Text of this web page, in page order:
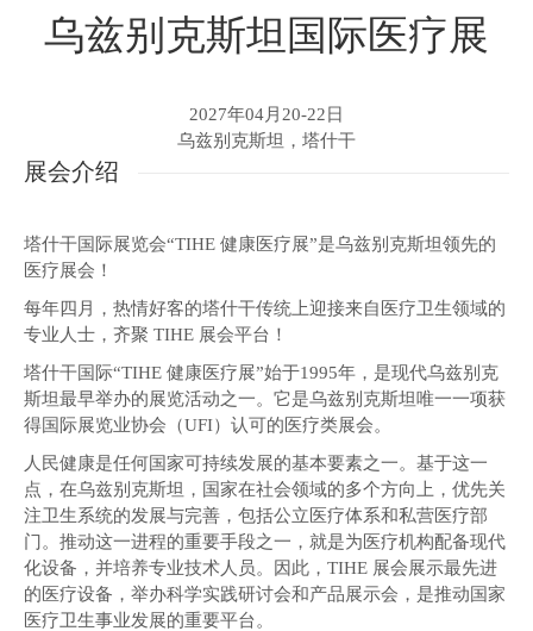
乌兹别克斯坦国际医疗展
2027年04月20-22日
乌兹别克斯坦，塔什干
展会介绍
塔什干国际展览会“TIHE 健康医疗展”是乌兹别克斯坦领先的
医疗展会！
每年四月，热情好客的塔什干传统上迎接来自医疗卫生领域的
专业人士，齐聚 TIHE 展会平台！
塔什干国际“TIHE 健康医疗展”始于1995年，是现代乌兹别克
斯坦最早举办的展览活动之一。它是乌兹别克斯坦唯一一项获
得国际展览业协会（UFI）认可的医疗类展会。
人民健康是任何国家可持续发展的基本要素之一。基于这一
点，在乌兹别克斯坦，国家在社会领域的多个方向上，优先关
注卫生系统的发展与完善，包括公立医疗体系和私营医疗部
门。推动这一进程的重要手段之一，就是为医疗机构配备现代
化设备，并培养专业技术人员。因此，TIHE 展会展示最先进
的医疗设备，举办科学实践研讨会和产品展示会，是推动国家
医疗卫生事业发展的重要平台。